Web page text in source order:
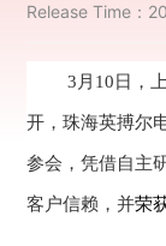
Release Time：
3月10日，
开，珠海英搏尔
参会，凭借自主
客户信赖，并荣